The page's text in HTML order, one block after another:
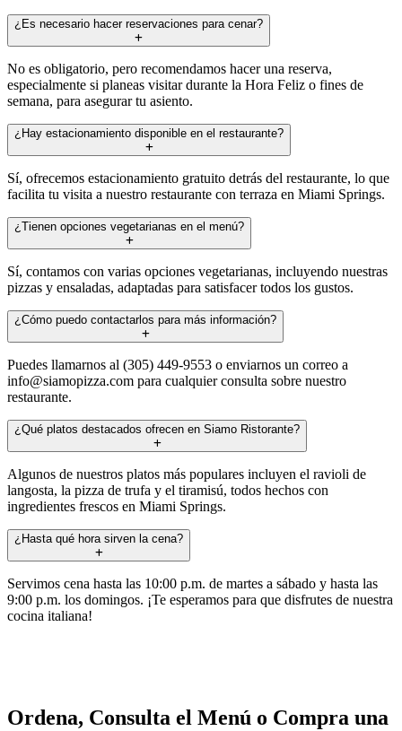
¿Es necesario hacer reservaciones para cenar?
No es obligatorio, pero recomendamos hacer una reserva,
especialmente si planeas visitar durante la Hora Feliz o fines de
semana, para asegurar tu asiento.
¿Hay estacionamiento disponible en el restaurante?
Sí, ofrecemos estacionamiento gratuito detrás del restaurante, lo que
facilita tu visita a nuestro restaurante con terraza en Miami Springs.
¿Tienen opciones vegetarianas en el menú?
Sí, contamos con varias opciones vegetarianas, incluyendo nuestras
pizzas y ensaladas, adaptadas para satisfacer todos los gustos.
¿Cómo puedo contactarlos para más información?
Puedes llamarnos al (305) 449-9553 o enviarnos un correo a
info@siamopizza.com para cualquier consulta sobre nuestro
restaurante.
¿Qué platos destacados ofrecen en Siamo Ristorante?
Algunos de nuestros platos más populares incluyen el ravioli de
langosta, la pizza de trufa y el tiramisú, todos hechos con
ingredientes frescos en Miami Springs.
¿Hasta qué hora sirven la cena?
Servimos cena hasta las 10:00 p.m. de martes a sábado y hasta las
9:00 p.m. los domingos. ¡Te esperamos para que disfrutes de nuestra
cocina italiana!
Ordena, Consulta el Menú o Compra una